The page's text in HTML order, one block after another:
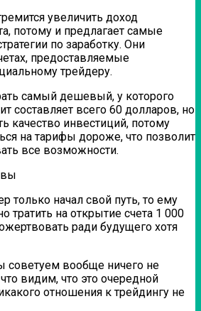
увеличить доход
потому и предлагает самые
по заработку. Они
предоставляемые
трейдеру.
самый дешевый, у которого
составляет всего 60 долларов, но
качество инвестиций, потому
на тарифы дороже, что позволит
все возможности.
только начал свой путь, то ему
тратить на открытие счета 1 000
ради будущего хотя
советуем вообще ничего не
видим, что это очередной
отношения к трейдингу не